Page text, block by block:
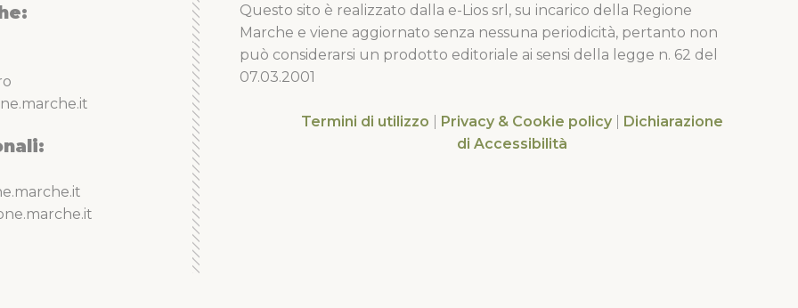
Questo sito è realizzato dalla e-Lios srl, su incarico della Regione
Marche e viene aggiornato senza nessuna periodicità, pertanto non
può considerarsi un prodotto editoriale ai sensi della legge n. 62 del
07.03.2001
Termini di utilizzo Privacy & Cookie policy
Dichiarazione
di Accessibilità